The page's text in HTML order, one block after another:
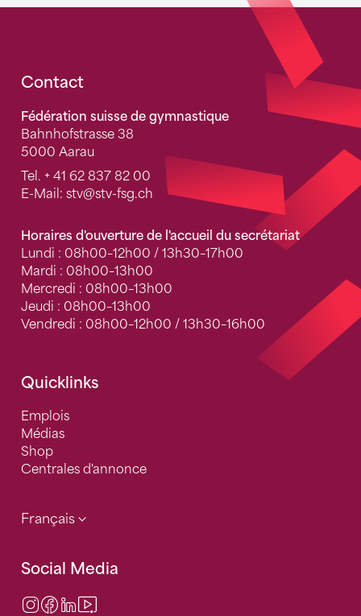
Fusszeile
Contact
Fédération suisse de gymnastique
Bahnhofstrasse 38
5000 Aarau
Tel. + 41 62 837 82 00
E-Mail: stv@stv-fsg.ch
Horaires d'ouverture de l'accueil du secrétariat
Lundi : 08h00–12h00 / 13h30–17h00
Mardi : 08h00–13h00
Mercredi : 08h00–13h00
Jeudi : 08h00–13h00
Vendredi : 08h00–12h00 / 13h30–16h00
Quicklinks
Emplois
Médias
Shop
Centrales d'annonce
Français
Social Media
Instagram
Facebook
LinkedIn